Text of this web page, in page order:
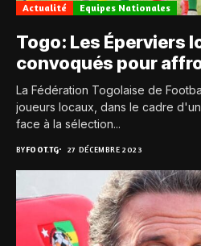
Actualité Equipes Nationales
Togo: Les Éperviers
convoqués pour
La Fédération Togolaise de
joueurs locaux, dans le cadre
face à la sélection...
BYFOOT.TG 27 DÉCEMBRE 2023